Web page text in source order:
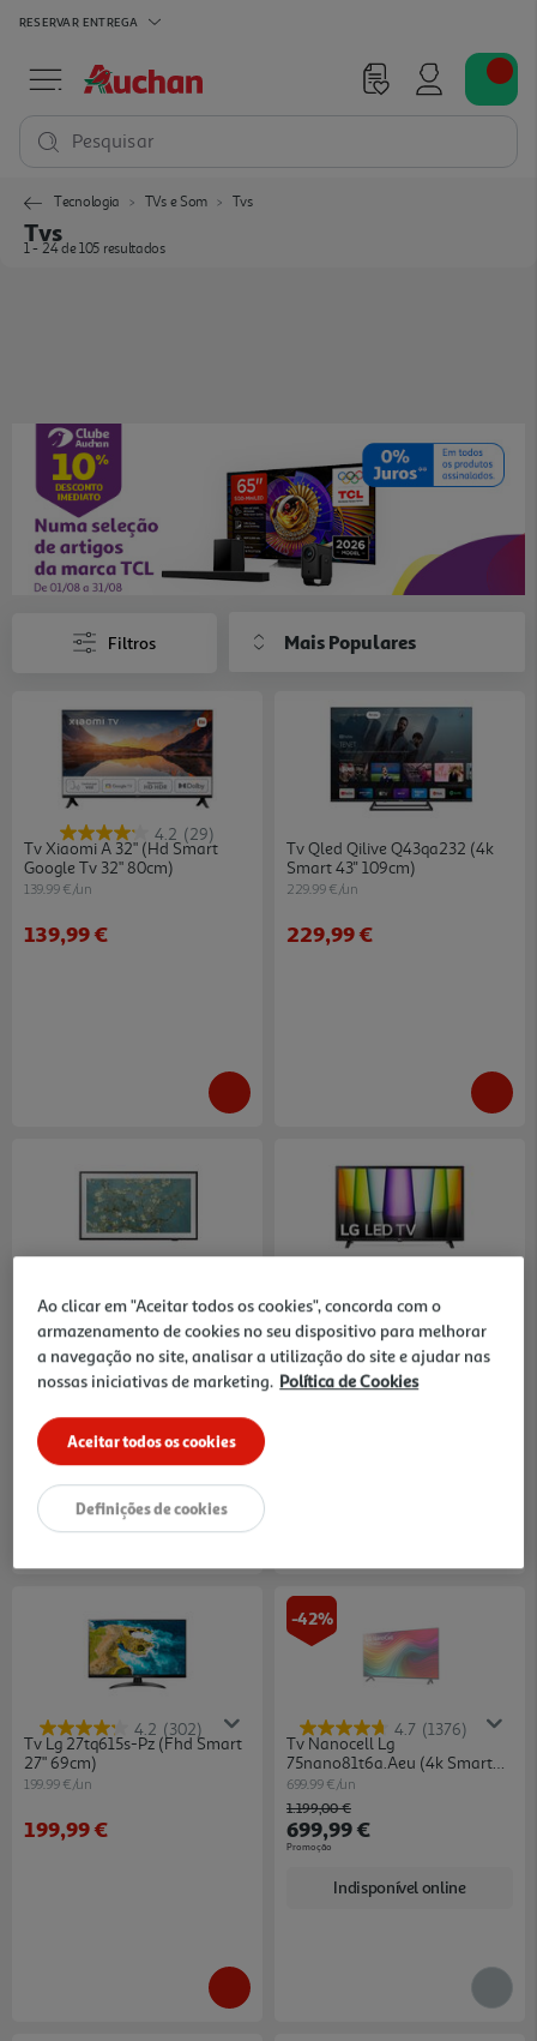
RESERVAR ENTREGA
Pesquisar
Tecnologia TVs e Som Tvs
Tvs
1 - 24 de 105 resultados
Filtros Mais Populares
4.2 (29)
Tv Xiaomi A 32" (hd Smart
Google Tv 32" 80cm)
139.99 €/un
139,99 €
Tv Qled Qilive Q43qa232 (4k
Smart 43'' 109cm)
229.99 €/un
229,99 €
Tv Qled The Frame Samsung
Tq32ls03cbuxxc (full Hd
Smart 32" 80cm)
339.99 €/un
339,99 €
Tv Lg 32lq630b6la (32'' Hd
Smart Tv 80cm)
229.99 €/un
229,99 €
4.2 (302)
Tv Lg 27tq615s-Pz (fhd Smart
27" 69cm)
199.99 €/un
199,99 €
-42%
4.7 (1376)
Tv Nanocell Lg
75nano81t6a.aeu (4k Smart
75" 189cm)
699.99 €/un
Price reduced from
1.199,00 €to
699,99 €
Promoção
Indisponível online
Ao clicar em "Aceitar todos os cookies", concorda com o
armazenamento de cookies no seu dispositivo para melhorar
a navegação no site, analisar a utilização do site e ajudar nas
nossas iniciativas de marketing. Política de Cookies
Aceitar todos os cookies
Definições de cookies